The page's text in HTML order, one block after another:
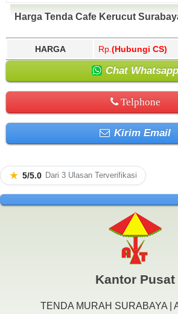
Harga Tenda Cafe Kerucut
HARGA Rp. (Hubungi CS)
Chat Whatsapp
Telphone
Kirim Email
★ 5/5.0 Dari 3 Ulasan Terverifikasi
Kantor Pusat
TENDA MURAH SURABAYA |